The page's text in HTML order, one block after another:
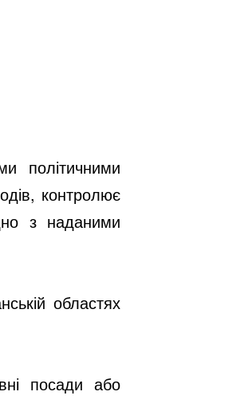
політичними
контролює
з наданими
областях
посади або